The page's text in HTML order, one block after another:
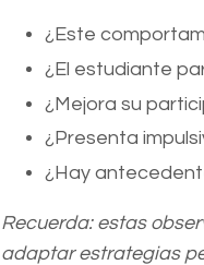
¿Este
¿El estudiante
¿Mejora su
¿Presenta
¿Hay
Recuerda: estas
adaptar estrategias